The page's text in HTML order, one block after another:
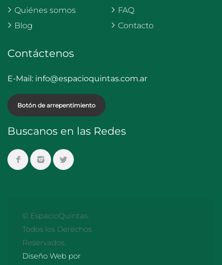
Quiénes somos
Blog
FAQ
Contacto
Contáctenos
E-Mail: info@espacioquintas.com.ar
Botón de arrepentimiento
Buscanos en las Redes
© EspacioQuintas.
Todos los Derechos
Reservados.
Diseño Web por